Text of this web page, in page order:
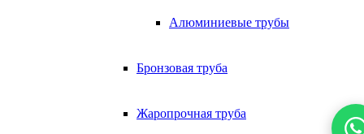
Алюминиевые трубы
Бронзовая труба
Жаропрочная труба